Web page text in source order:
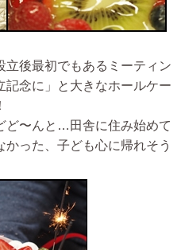
立後最初でもあるミーティン
記念に」と大きなホールケー
ど〜んと…田舎に住み始めて
った、子ども心に帰れそう